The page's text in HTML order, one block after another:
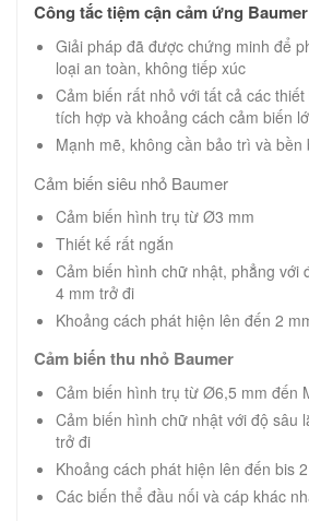
Công tắc tiệm cận cảm ứng Baumer
Giải pháp đã được chứng minh để
loại an toàn, không tiếp xúc
Cảm biến rất nhỏ với tất cả các
tích hợp và khoảng cách cảm biến
Mạnh mẽ, không cần bảo trì và bền
Cảm biến siêu nhỏ Baumer
Cảm biến hình trụ từ Ø3 mm
Thiết kế rất ngắn
Cảm biến hình chữ nhật, phẳng với
4 mm trở đi
Khoảng cách phát hiện lên đến 2
Cảm biến thu nhỏ Baumer
Cảm biến hình trụ từ Ø6,5 mm đến
Cảm biến hình chữ nhật với độ sâu
trở đi
Khoảng cách phát hiện lên đến bis
Các biến thể đầu nối và cáp khác